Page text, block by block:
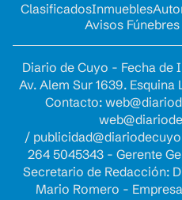
ClasificadosInmuebles
Avisos
Diario de Cuyo - Fecha de
Av. Alem Sur 1639.
Contacto:
/
264 5045343 - Gerente
Secretario de Redacción:
Mario Romero -